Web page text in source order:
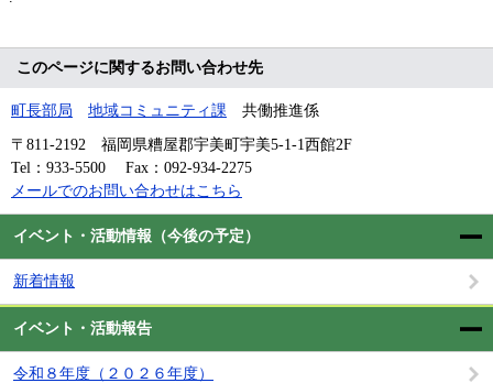
イベント・活動情報（今後の予定）
新着情報
イベント・活動報告
令和８年度（２０２６年度）
このページに関するお問い合わせ先
町長部局 地域コミュニティ課 共働推進係
〒811-2192
福岡県糟屋郡宇美町宇美5-1-1西館2F
Tel：933-5500
Fax：092-934-2275
メールでのお問い合わせはこちら